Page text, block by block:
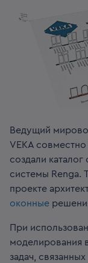
Ведущий
VEKA
создали
системы Renga.
проекте
оконные
При
моделирования
задач,